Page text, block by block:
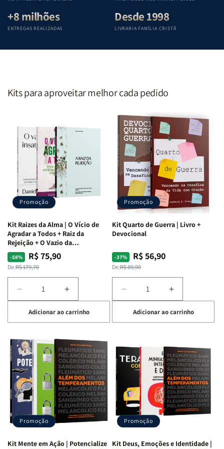
+8 milhões
ENTREGAS REALIZADAS
Desde 1998
LIVRARIA FAMÍLIA CRISTÃ
Kits para aproveitar melhor cada pedido
Promoção
Kit Raizes da Alma | O Vício de
Agradar a Todos + Raiz da
Rejeição + O Vazio da
Insatisfação.
-58%
Preço
normal
De:R$ 179,70
Preço
promocional
R$ 75,90
Diminuir
a
quantidade
de
Raizes
da
Alma
|
O
Vício
Agradar
a
Todos
Aumentar
a
quantidade
de
Raizes
da
Alma
|
O
Vício
de
Agradar
Todos
Adicionar ao carrinho
Promoção
Kit Quarto de Guerra | Livro +
Devocional
-37%
Preço
normal
De:R$ 89,90
Preço
promocional
R$ 56,90
Diminuir
a
quantidade
de
Quarto
de
Guerra
Livro
+
Devocional
Aumentar
a
quantidade
de
Quarto
de
Guerra
|
Livro
+
Devocional
Adicionar ao carrinho
Promoção
Kit Mente em Ação | Potencialize
Promoção
Kit Deus, Emoções e Identidade |